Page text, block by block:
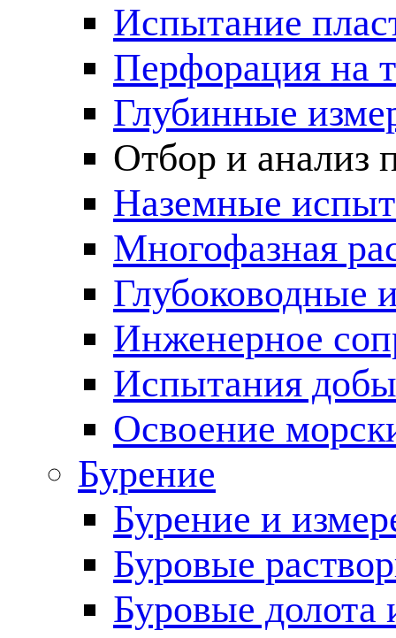
Испытание
Перфорация на
Глубинные
Отбор и анализ
Наземные
Многофазная
Глубоководные
Инженерное
Испытания
Освоение
Бурение
Бурение и
Буровые
Буровые долота